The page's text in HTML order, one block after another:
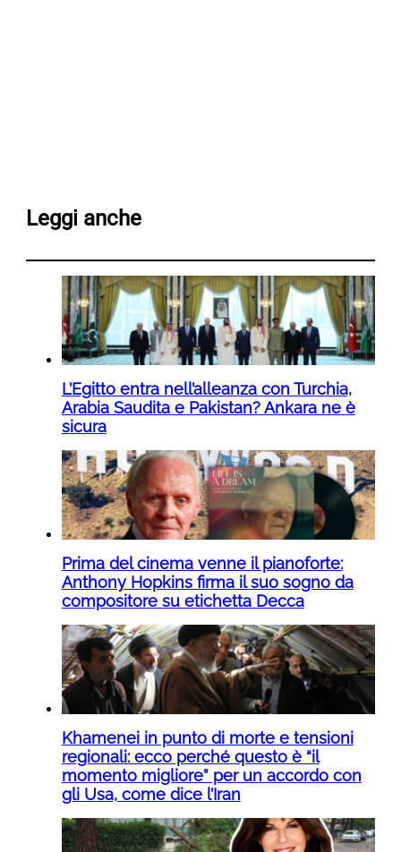
Leggi anche
L’Egitto entra nell’alleanza con Turchia,
Arabia Saudita e Pakistan? Ankara ne è
sicura
Prima del cinema venne il pianoforte:
Anthony Hopkins firma il suo sogno da
compositore su etichetta Decca
Khamenei in punto di morte e tensioni
regionali: ecco perché questo è “il
momento migliore” per un accordo con
gli Usa, come dice l’Iran